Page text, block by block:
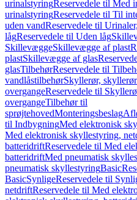
urinalstyringReservedele til Med
urinalstyringReservedele til Til
uden vandReservedele til
lågReservedele til Uden låg
SkillevæggeSkillevægge af plast
plastSkillevægge af glas
glasTilbehørReservedele til
vandlåstilbehørSkyllerør,
overgangeReservedele til
overgangeTilbehør til
sprøjtehovedMonteringsbeslag
til IndbygningMed elektronisk
Med elektronisk skyllestyring,
batteridriftReservedele til Med
batteridriftMed pneumatisk
pneumatisk skyllestyringBasic
BasicSynligeReservedele til
netdriftReservedele til Med